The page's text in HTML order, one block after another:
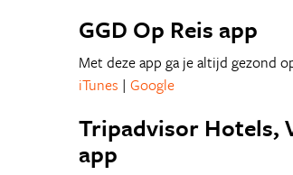
GGD Op Reis app
Met deze app ga je altijd gezond
iTunes | Google
Tripadvisor Hotels,
app